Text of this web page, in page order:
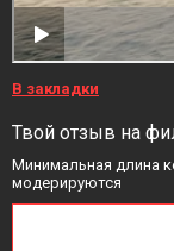
В закладки
Твой отзыв на
Минимальная длина
модерируются